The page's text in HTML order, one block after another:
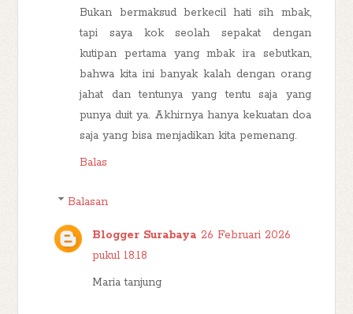
Bukan bermaksud berkecil hati sih mbak,
tapi saya kok seolah sepakat dengan
kutipan pertama yang mbak ira sebutkan,
bahwa kita ini banyak kalah dengan orang
jahat dan tentunya yang tentu saja yang
punya duit ya. Akhirnya hanya kekuatan doa
saja yang bisa menjadikan kita pemenang.
Balas
Balasan
Blogger Surabaya 26 Februari 2026
pukul 18.18
Maria tanjung